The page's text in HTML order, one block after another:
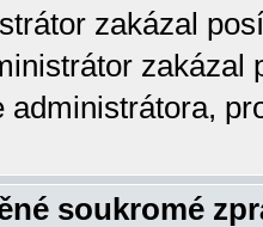
zakázal
zakázal
administrátora,
soukromé